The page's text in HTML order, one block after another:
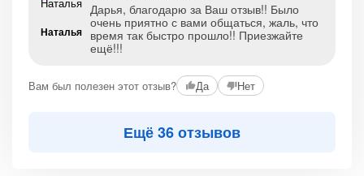
Наталья
Дарья, благодарю за Ваш отзыв!! Было
очень приятно с вами общаться, жаль, что
время так быстро прошло!! Приезжайте
ещё!!!
Вам был полезен этот отзыв? Да Нет
Ещё 36 отзывов